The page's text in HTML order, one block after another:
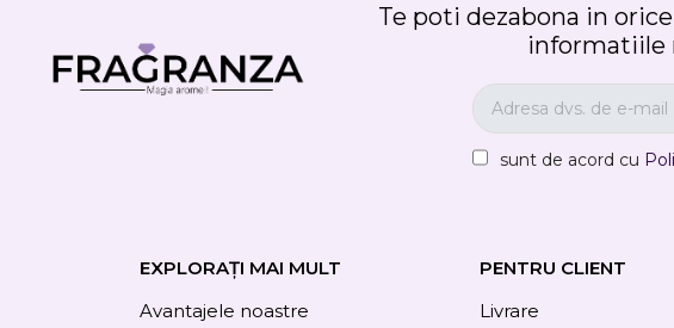
Te poti dezabona in
informatiile
sunt de acord cu
EXPLORAȚI MAI MULT
Avantajele noastre
PENTRU CLIENT
Livrare